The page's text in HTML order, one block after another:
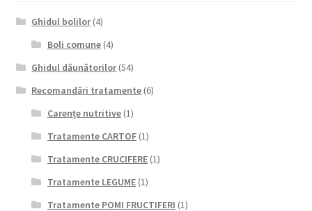
Ghidul bolilor(4)
Boli comune(4)
Ghidul dăunătorilor(54)
Recomandări tratamente (6)
Carențe nutritive(1)
Tratamente CARTOF(1)
Tratamente CRUCIFERE(1)
Tratamente LEGUME(1)
Tratamente POMI FRUCTIFERI (1)